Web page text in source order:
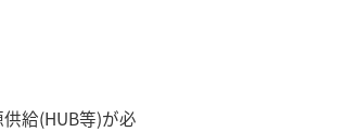
(HUB等)が必